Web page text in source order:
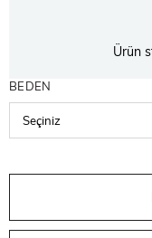
Ürün
BEDEN